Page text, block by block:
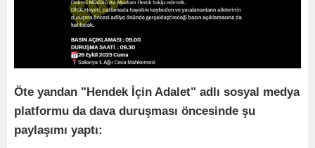
Öte yandan "Hendek İçin Adalet" adlı sosyal medya
platformu da dava duruşması öncesinde şu
paylaşımı yaptı: